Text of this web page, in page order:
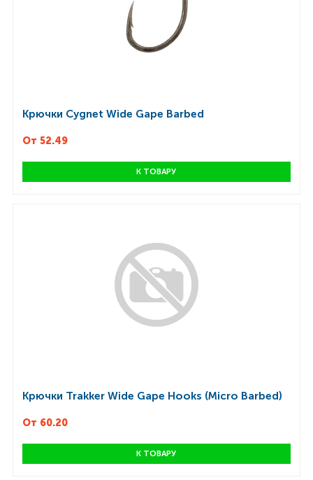
Крючки Cygnet Wide Gape Barbed
От 52.49
К ТОВАРУ
Крючки Trakker Wide Gape Hooks (Micro Barbed)
От 60.20
К ТОВАРУ